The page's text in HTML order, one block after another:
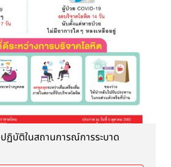
ฏิบัติในสถานการณ์การระบาด